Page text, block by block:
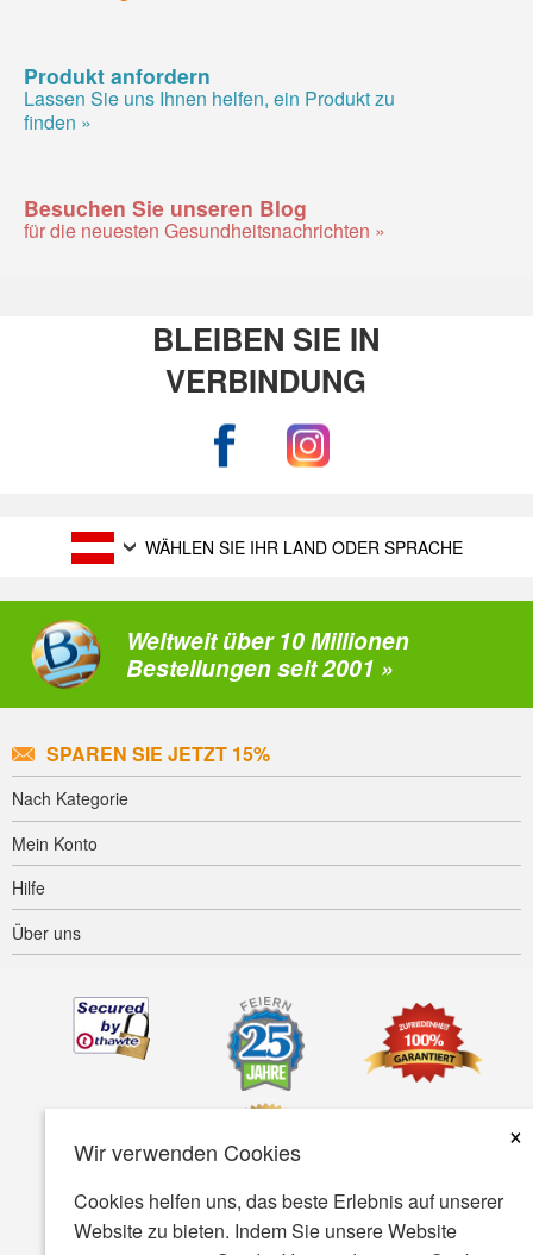
Wir verwenden Cookies
×
Cookies helfen uns, das beste Erlebnis auf unserer
Website zu bieten. Indem Sie unsere Website
Produkt anfordern
Lassen Sie uns Ihnen helfen, ein Produkt zu
finden »
Besuchen Sie unseren Blog
für die neuesten Gesundheitsnachrichten »
BLEIBEN SIE IN
VERBINDUNG
WÄHLEN SIE IHR LAND ODER SPRACHE
Weltweit über 10 Millionen
Bestellungen seit 2001 »
SPAREN SIE JETZT 15%
Nach Kategorie
Mein Konto
Hilfe
Über uns